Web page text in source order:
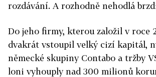
rozdávání. A rozhodně nehodlá
Do jeho firmy, kterou založil v roce
dvakrát vstoupil velký cizí kapitál,
německé skupiny Contabo a tržby
loni vyhouply nad 300 milionů